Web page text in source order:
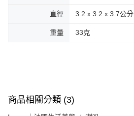
直徑 3.2 x 3.2 x 3.7公分
重量 33克
商品相關分類 (3)